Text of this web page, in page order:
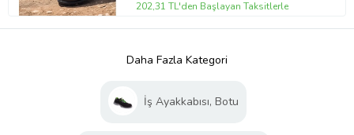
202,31 TL'den Başlayan Taksitlerle
Daha Fazla Kategori
İş Ayakkabısı, Botu